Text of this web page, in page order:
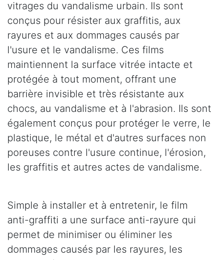
vitrages du vandalisme urbain. Ils sont
conçus pour résister aux graffitis, aux
rayures et aux dommages causés par
l'usure et le vandalisme. Ces films
maintiennent la surface vitrée intacte et
protégée à tout moment, offrant une
barrière invisible et très résistante aux
chocs, au vandalisme et à l'abrasion. Ils sont
également conçus pour protéger le verre, le
plastique, le métal et d'autres surfaces non
poreuses contre l'usure continue, l'érosion,
les graffitis et autres actes de vandalisme.
Simple à installer et à entretenir, le film
anti-graffiti a une surface anti-rayure qui
permet de minimiser ou éliminer les
dommages causés par les rayures, les